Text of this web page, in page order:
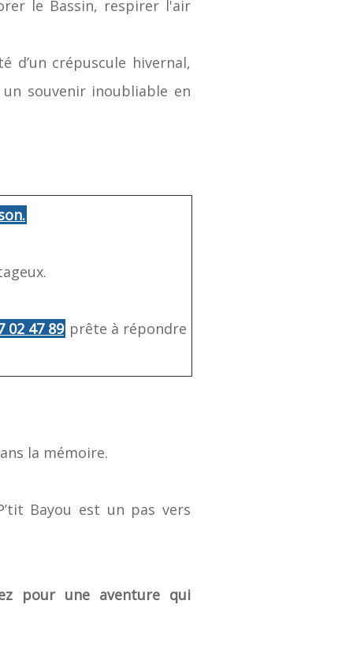
le Bassin, respirer l'air
d’un crépuscule hivernal,
souvenir inoubliable en
02 47 89 prête à répondre
la mémoire.
Bayou est un pas vers
pour une aventure qui